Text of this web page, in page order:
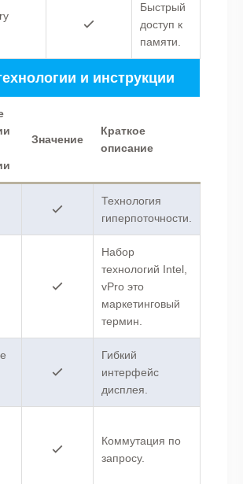
Быстрый
доступ к
памяти.
и инструкции
Значение
Краткое
описание
Технология
гиперпоточности.
Набор
технологий Intel,
vPro это
маркетинговый
термин.
Гибкий
интерфейс
дисплея.
Коммутация по
запросу.